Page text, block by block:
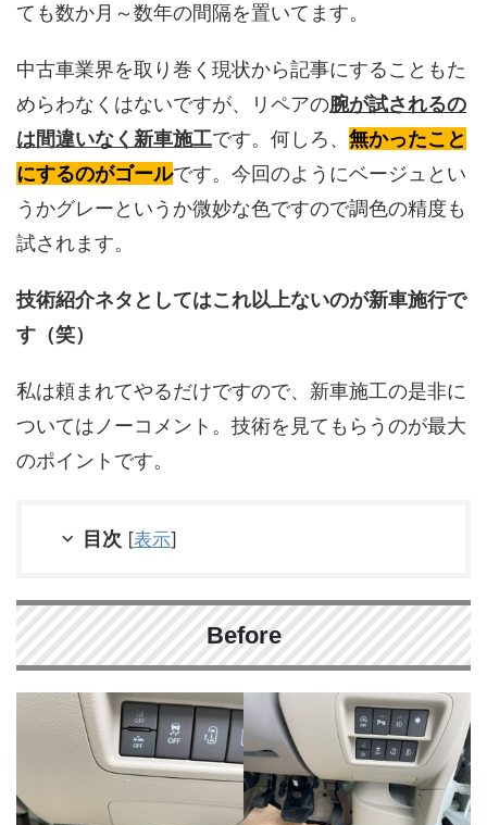
ても数か月～数年の間隔を置いてます。
中古車業界を取り巻く現状から記事にすることもた
めらわなくはないですが、リペアの腕が試されるの
は間違いなく新車施工です。何しろ、 無かったこと
にするのがゴールです。今回のようにベージュとい
うかグレーというか微妙な色ですので調色の精度も
試されます。
技術紹介ネタとしてはこれ以上ないのが新車施行で
す（笑）
私は頼まれてやるだけですので、新車施工の是非に
ついてはノーコメント。技術を見てもらうのが最大
のポイントです。
目次 [表示]
Before